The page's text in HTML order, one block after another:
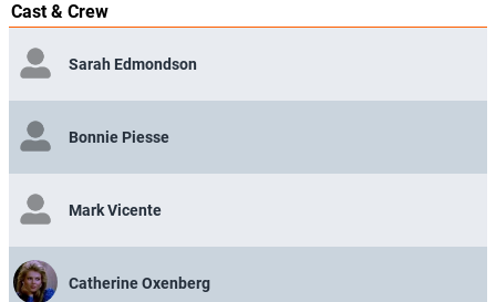
Cast & Crew
Sarah Edmondson
Bonnie Piesse
Mark Vicente
Catherine Oxenberg